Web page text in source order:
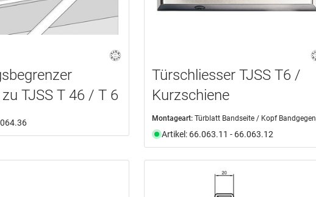
TJSS T 46 / T 6
Türschliesser TJSS T6 /
Kurzschiene
Montageart: Türblatt Bandseite / Kopf Bandgegenseite
Artikel: 66.063.11 - 66.063.12